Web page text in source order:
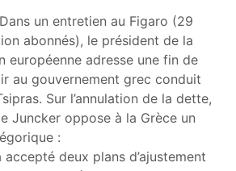
un entretien au Figaro (29
abonnés), le président de la
européenne adresse une fin de
au gouvernement grec conduit
Sur l’annulation de la dette,
Juncker oppose à la Grèce un
:
accepté deux plans d’ajustement